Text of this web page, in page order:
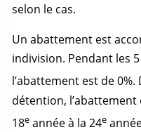
selon le cas.
Un abattement est
indivision. Pendant les
l’abattement est de 0%.
détention, l’abattement
18eannée à la 24e